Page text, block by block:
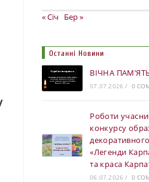
« Січ Бер »
Останні Новини
ВІЧНА
07.07.2026 / 0
Роботи
конкурсу
«Легенди
та краса
06.07.2026 / 0